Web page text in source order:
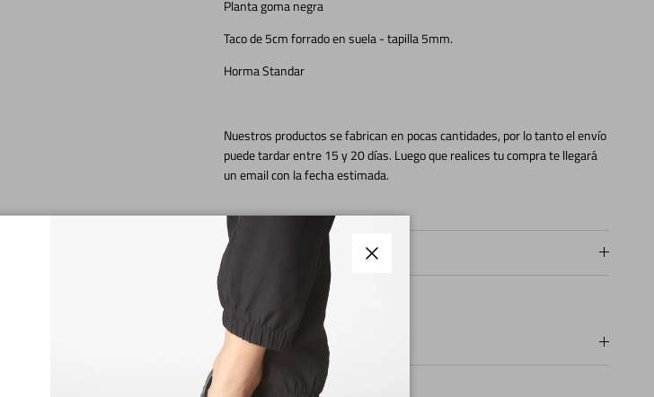
Planta goma negra
Taco de 5cm forrado en suela - tapilla 5mm.
Horma Standar
Nuestros productos se fabrican en pocas cantidades, por lo tanto el envío
puede tardar entre 15 y 20 días. Luego que realices tu compra te llegará
un email con la fecha estimada.
Tiempos de fabricación
Envíos